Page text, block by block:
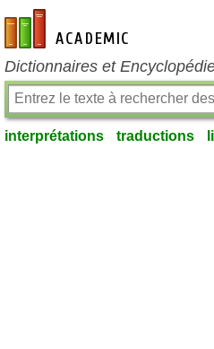
fr-academic.com
Dictionnaires et
interprétations traductions